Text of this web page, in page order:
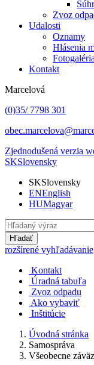
Zvoz
Udalosti
Oznamy
Hlásenia
Fotogaléria
Kontakt
Marcelová
(0)35/ 7798 301
Zjednodušená verzia
SKSlovensky
SKSlovensky
ENEnglish
HUMagyar
Hľadať
rozšírené vyhľadávanie
Kontakt
Úradná tabuľa
Zvoz odpadu
Ako vybaviť
Inštitúcie
Úvodná stránka
Samospráva
Všeobecne